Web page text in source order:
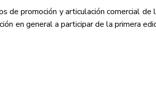
de promoción y articulación comercial
en general a participar de la primera